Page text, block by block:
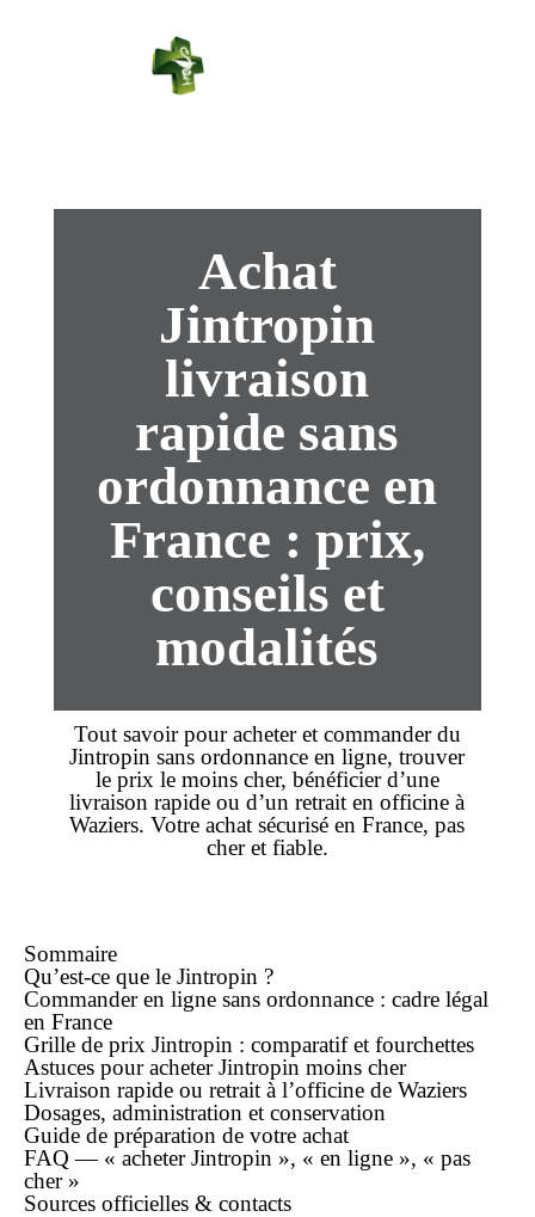
Achat
Jintropin
livraison
rapide sans
ordonnance en
France : prix,
conseils et
modalités
Tout savoir pouracheteret commanderdu
Jintropinsans ordonnance en ligne, trouver
le prix le moins cher, bénéficier d’une
livraison rapide ou d’un retrait en officine à
Waziers. Votreachat sécurisé en France,pas
cheret fiable.
Sommaire
Qu’est-ce que le Jintropin ?
Commanderen ligne sans ordonnance : cadre légal
en France
Grille de prix Jintropin : comparatif et fourchettes
Astuces pour acheter Jintropin moins cher
Livraison rapide ou retrait à l’officine de Waziers
Dosages, administration et conservation
Guide de préparation de votre achat
FAQ — « acheter Jintropin », « en ligne », « pas
cher »
Sources officielles & contacts